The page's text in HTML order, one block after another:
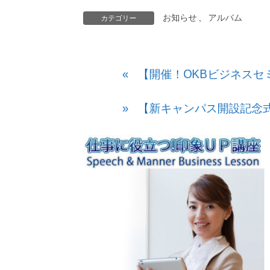
カテゴリー お知らせ 、 アルバム
【開催！OKBビジネス
【新キャンパス開設記念